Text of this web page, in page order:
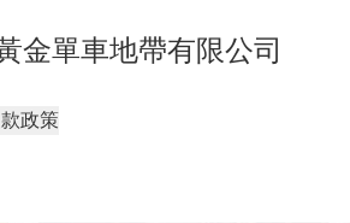
金單車地帶有限公司
政策